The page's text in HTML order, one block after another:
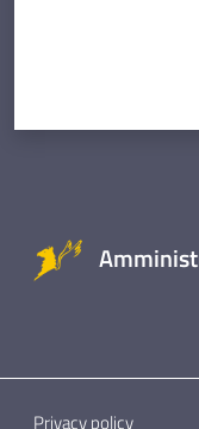
Privacy policy